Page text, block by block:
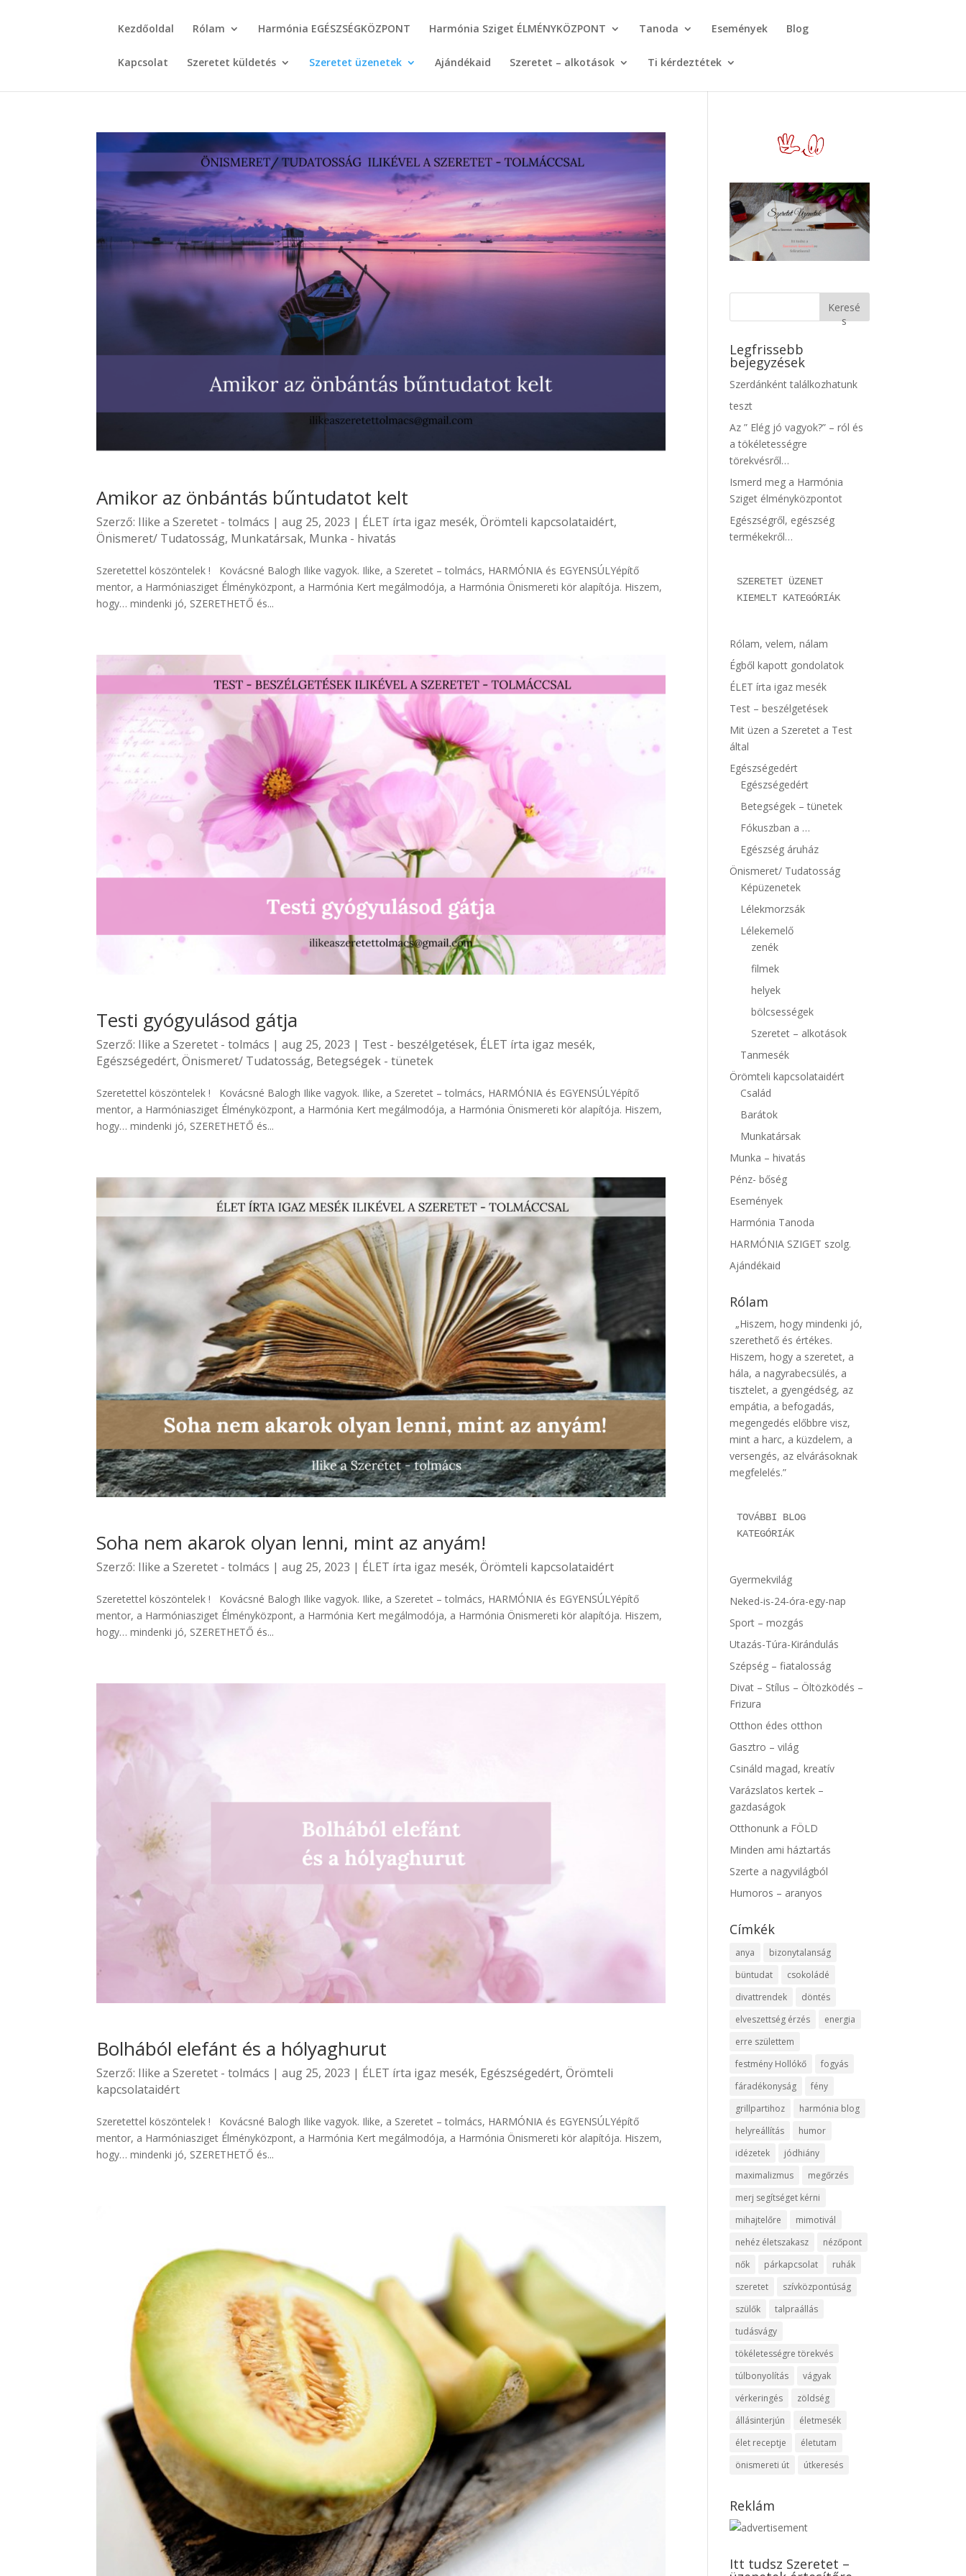
Kezdőoldal Rólam Harmónia EGÉSZSÉGKÖZPONT Harmónia Sziget ÉLMÉNYKÖZPONT Tanoda Események Blog
Kapcsolat Szeretet küldetés Szeretet üzenetek Ajándékaid Szeretet – alkotások Ti kérdeztétek
Amikor az önbántás bűntudatot kelt
Szerző: Ilike a Szeretet - tolmács |aug 25, 2023 | ÉLET írta igaz mesék,Örömteli kapcsolataidért,
Önismeret/ Tudatosság, Munkatársak, Munka - hivatás
Szeretettel köszöntelek ! Kovácsné Balogh Ilike vagyok. Ilike, a Szeretet – tolmács, HARMÓNIA és EGYENSÚLYépítő
mentor, a Harmóniasziget Élményközpont, a Harmónia Kert megálmodója, a Harmónia Önismereti kör alapítója. Hiszem,
hogy… mindenki jó, SZERETHETŐ és...
Testi gyógyulásod gátja
Szerző: Ilike a Szeretet - tolmács |aug 25, 2023 | Test - beszélgetések, ÉLET írta igaz mesék,
Egészségedért,Önismeret/ Tudatosság, Betegségek - tünetek
Szeretettel köszöntelek ! Kovácsné Balogh Ilike vagyok. Ilike, a Szeretet – tolmács, HARMÓNIA és EGYENSÚLYépítő
mentor, a Harmóniasziget Élményközpont, a Harmónia Kert megálmodója, a Harmónia Önismereti kör alapítója. Hiszem,
hogy… mindenki jó, SZERETHETŐ és...
Soha nem akarok olyan lenni, mint az anyám!
Szerző: Ilike a Szeretet - tolmács |aug 25, 2023 | ÉLET írta igaz mesék,Örömteli kapcsolataidért
Szeretettel köszöntelek ! Kovácsné Balogh Ilike vagyok. Ilike, a Szeretet – tolmács, HARMÓNIA és EGYENSÚLYépítő
mentor, a Harmóniasziget Élményközpont, a Harmónia Kert megálmodója, a Harmónia Önismereti kör alapítója. Hiszem,
hogy… mindenki jó, SZERETHETŐ és...
Bolhából elefánt és a hólyaghurut
Szerző: Ilike a Szeretet - tolmács |aug 25, 2023 | ÉLET írta igaz mesék, Egészségedért,Örömteli
kapcsolataidért
Szeretettel köszöntelek ! Kovácsné Balogh Ilike vagyok. Ilike, a Szeretet – tolmács, HARMÓNIA és EGYENSÚLYépítő
mentor, a Harmóniasziget Élményközpont, a Harmónia Kert megálmodója, a Harmónia Önismereti kör alapítója. Hiszem,
hogy… mindenki jó, SZERETHETŐ és...
Keresé
s
Legfrissebb
bejegyzések
Szerdánként találkozhatunk
teszt
Az ” Elég jó vagyok?” – ról és
a tökéletességre
törekvésről…
Ismerd meg a Harmónia
Sziget élményközpontot
Egészségről, egészség
termékekről…
SZERETET ÜZENET
KIEMELT KATEGÓRIÁK
Rólam, velem, nálam
Égből kapott gondolatok
ÉLET írta igaz mesék
Test – beszélgetések
Mit üzen a Szeretet a Test
által
Egészségedért
Egészségedért
Betegségek – tünetek
Fókuszban a …
Egészség áruház
Önismeret/ Tudatosság
Képüzenetek
Lélekmorzsák
Lélekemelő
zenék
filmek
helyek
bölcsességek
Szeretet – alkotások
Tanmesék
Örömteli kapcsolataidért
Család
Barátok
Munkatársak
Munka – hivatás
Pénz- bőség
Események
Harmónia Tanoda
HARMÓNIA SZIGET szolg.
Ajándékaid
Rólam
„Hiszem, hogy mindenki jó,
szerethető és értékes.
Hiszem, hogy a szeretet, a
hála, a nagyrabecsülés, a
tisztelet, a gyengédség, az
empátia, a befogadás,
megengedés előbbre visz,
mint a harc, a küzdelem, a
versengés, az elvárásoknak
megfelelés.”
TOVÁBBI BLOG
KATEGÓRIÁK
Gyermekvilág
Neked-is-24-óra-egy-nap
Sport – mozgás
Utazás-Túra-Kirándulás
Szépség – fiatalosság
Divat – Stílus – Öltözködés –
Frizura
Otthon édes otthon
Gasztro – világ
Csináld magad, kreatív
Varázslatos kertek –
gazdaságok
Otthonunk a FÖLD
Minden ami háztartás
Szerte a nagyvilágból
Humoros – aranyos
Címkék
anya
bizonytalanság
büntudat
csokoládé
divattrendek
döntés
elveszettség érzés
energia
erre születtem
festmény Hollókő
fogyás
fáradékonyság
fény
grillpartihoz
harmónia blog
helyreállítás
humor
idézetek
jódhiány
maximalizmus
megőrzés
merj segítséget kérni
mihajtelőre
mimotivál
nehéz életszakasz
nézőpont
nők
párkapcsolat
ruhák
szeretet
szívközpontúság
szülők
talpraállás
tudásvágy
tökéletességre törekvés
túlbonyolítás
vágyak
vérkeringés
zöldség
állásinterjún
életmesék
élet receptje
életutam
önismereti út
útkeresés
Reklám
Itt tudsz Szeretet –